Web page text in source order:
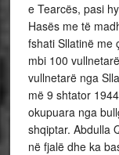
e Tearcës, pasi
Hasës me të
fshati Sllatinë me
mbi 100
vullnetarë nga
më 9 shtator
okupuara nga
shqiptar. Abdulla
në fjalë dhe ka